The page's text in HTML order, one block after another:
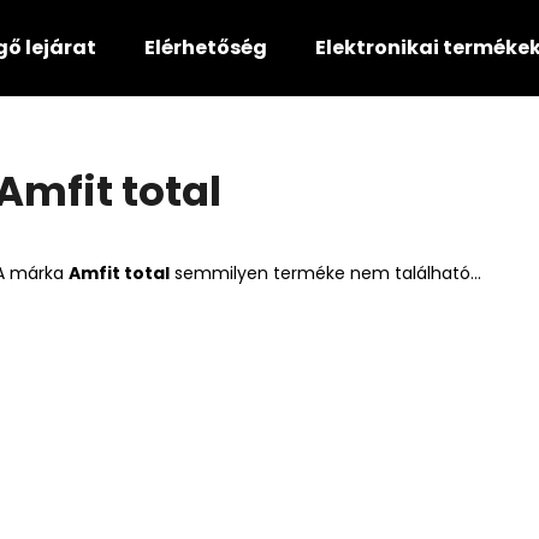
lejárat Elérhetőség Elektronikai
total
márka Amfit total semmilyen terméke nem található...